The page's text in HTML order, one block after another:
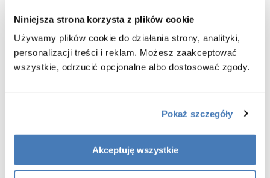
Niniejsza strona korzysta z plików cookie
Używamy plików cookie do działania strony, analityki,
personalizacji treści i reklam. Możesz zaakceptować
wszystkie, odrzucić opcjonalne albo dostosować zgody.
Pokaż szczegóły
Akceptuję wszystkie
bezpieczne szkło hartowane przezroczyste o grubości 8 mm
powłoka Active Shield 2.0 ułatwiająca utrzymanie czystości
praktyczny uchwyt drzwi
cienkie, niemal niewidoczne profile w kolorze stal szczotkowana